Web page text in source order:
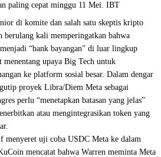
paling cepat minggu 11 Mei. IBT
di komite dan salah satu skeptis kripto
kali memperingatkan bahwa
“bank bayangan” di luar lingkup
menentang upaya Big Tech untuk
ke platform sosial besar. Dalam dengar
proyek Libra/Diem Meta sebagai
perlu “menetapkan batasan yang jelas”
atau mengintegrasikan token yang
menyeret uji coba USDC Meta ke dalam
mencatat bahwa Warren meminta Meta